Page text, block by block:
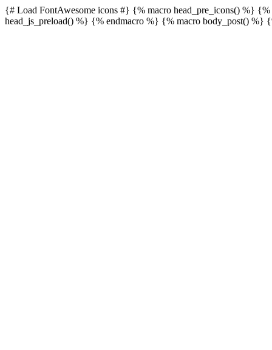
{# Load FontAwesome icons #} {% macro head_pre_icons() %} {%
head_js_preload() %} {% endmacro %} {% macro body_post() %}